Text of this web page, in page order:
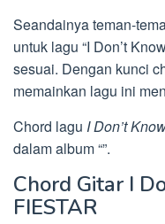
Seandainya teman-
untuk lagu “I Don’t
sesuai. Dengan kunci
memainkan lagu ini
Chord lagu I Don’t
dalam album “”.
Chord Gitar I
FIESTAR